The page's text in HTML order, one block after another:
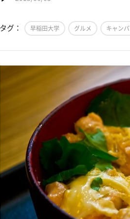
タグ： 早稲田大学 グルメ キャン